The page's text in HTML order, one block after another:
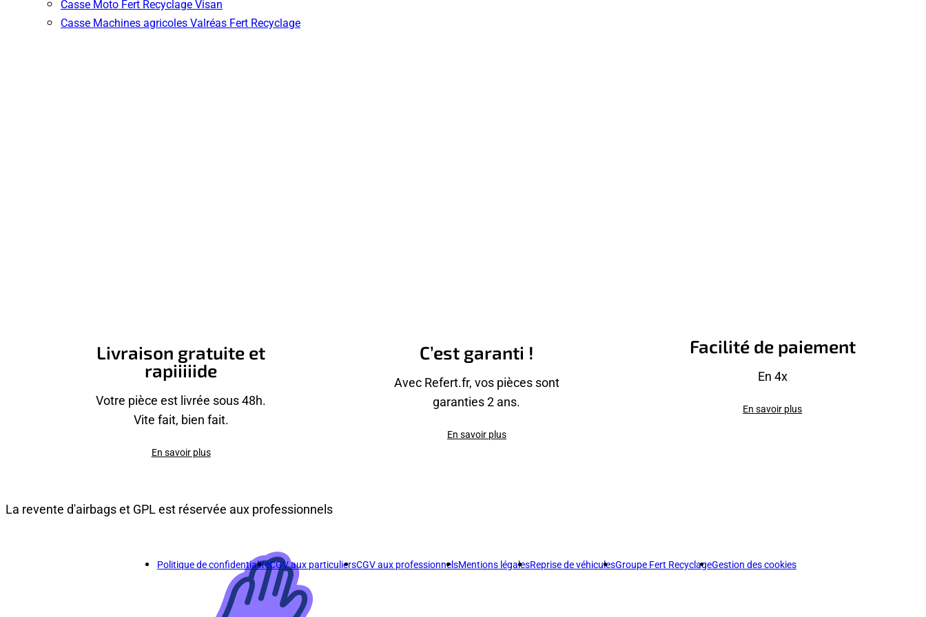
Casse Moto Fert Recyclage Visan
Casse Machines agricoles Valréas Fert Recyclage
Livraison gratuite et
rapiiiiide
Votre pièce est livrée sous 48h.
Vite fait, bien fait.
En savoir plus
C’est garanti !
Avec Refert.fr, vos pièces sont
garanties 2 ans.
En savoir plus
Facilité de paiement
En 4x
En savoir plus
La revente d'airbags et GPL est réservée aux professionnels
Politique de confidentialitéCGV aux particuliersCGV aux professionnelsMentions légalesReprise de véhiculesGroupe Fert RecyclageGestion des cookies